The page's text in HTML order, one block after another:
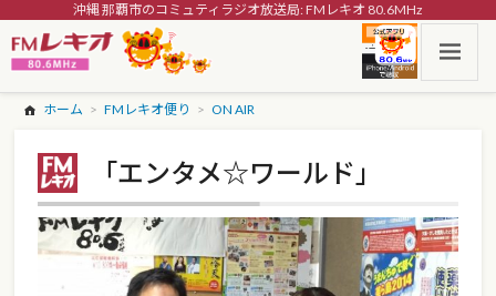
沖縄 那覇市のコミュティラジオ放送局: FMレキオ 80.6MHz
ホーム FMレキオ便り ON AIR
「エンタメ☆ワールド」